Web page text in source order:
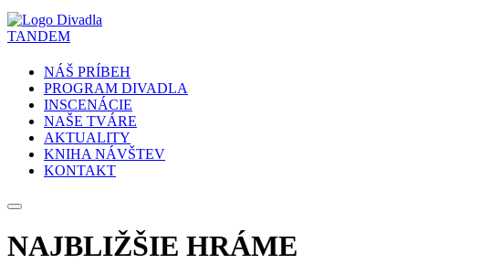
NÁŠ PRÍBEH
PROGRAM DIVADLA
INSCENÁCIE
NAŠE TVÁRE
AKTUALITY
KNIHA NÁVŠTEV
KONTAKT
NAJBLIŽŠIE HRÁME